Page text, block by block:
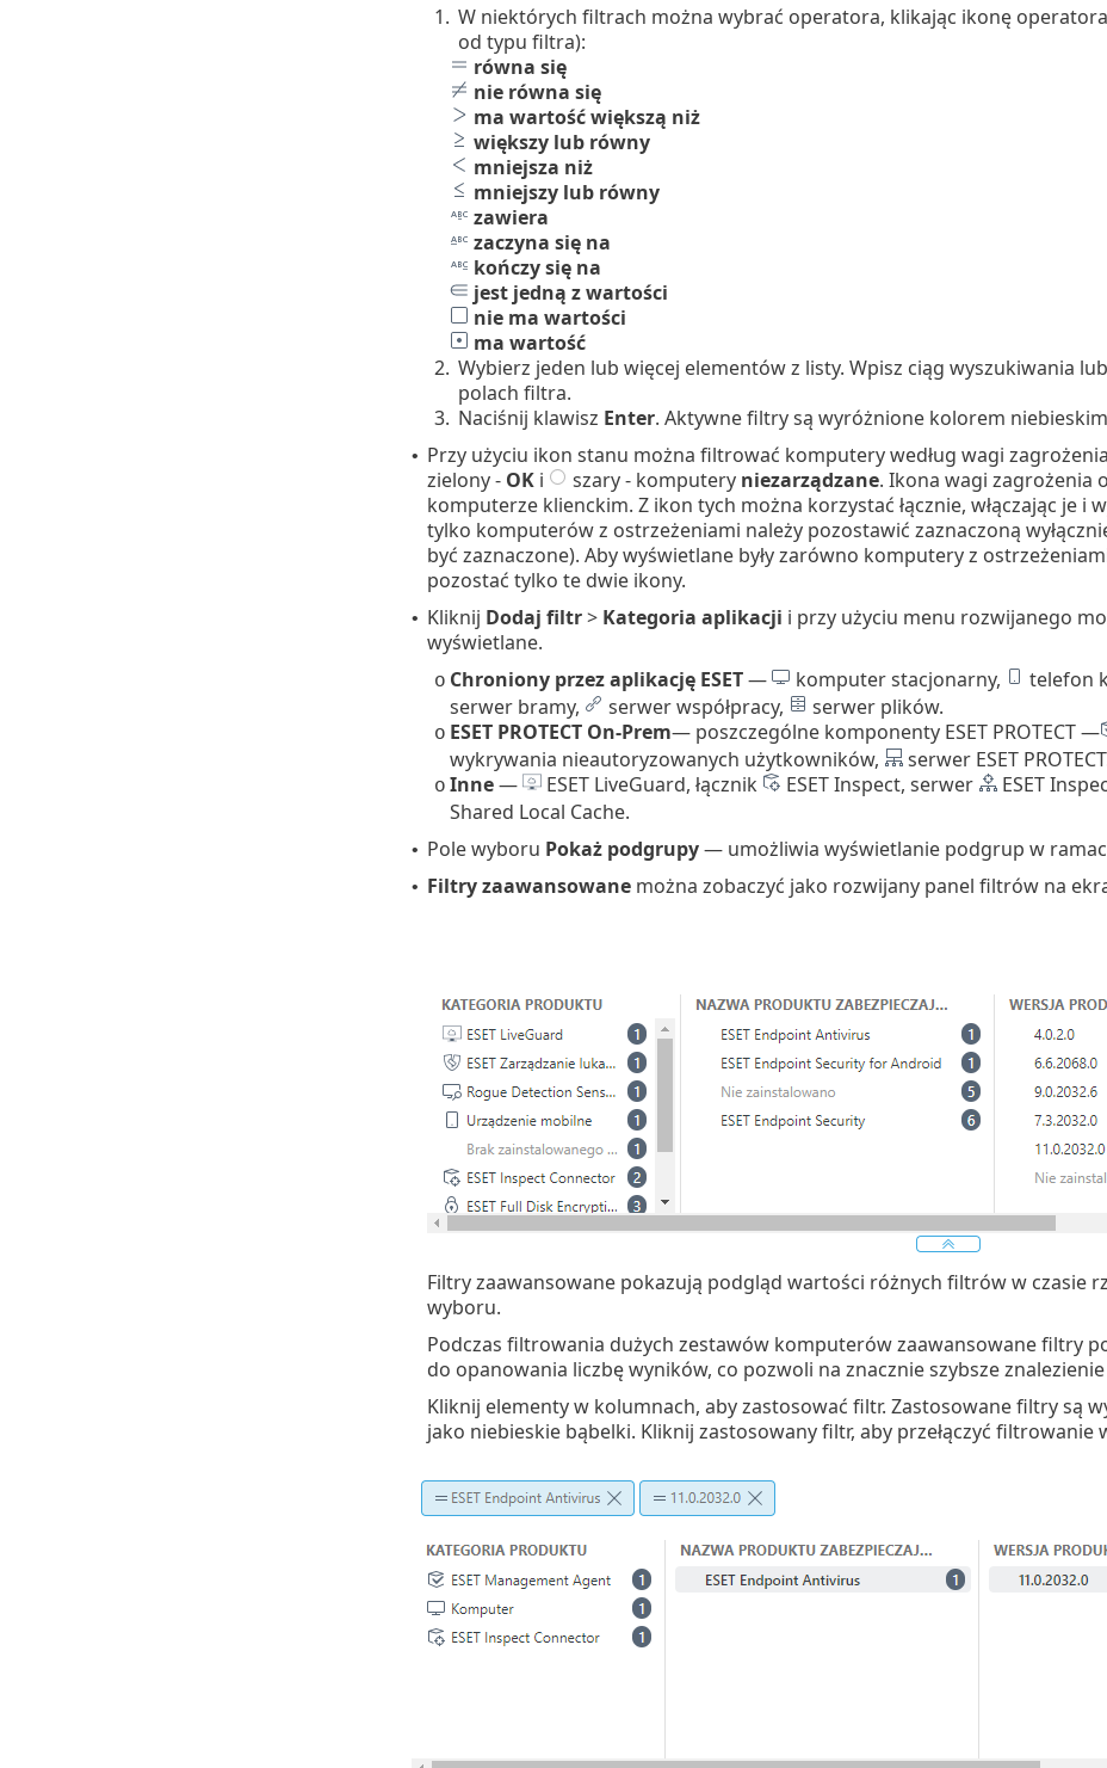
1. W niektórych filtrach można wybrać operatora, klikając ikonę
od typu filtra):
równa się
nie równa się
ma wartość większą niż
większy lub równy
mniejsza niż
mniejszy lub równy
zawiera
zaczyna się na
kończy się na
jest jedną z wartości
nie ma wartości
ma wartość
2. Wybierz jeden lub więcej elementów z listy. Wpisz ciąg wyszukiwania
polach filtra.
3. Naciśnij klawisz Enter. Aktywne filtry są wyróżnione kolorem
• Przy użyciu ikon stanu można filtrować komputery według wagi
zielony - OKi szary - komputery niezarządzane. Ikona wagi zagrożenia
komputerze klienckim. Z ikon tych można korzystać łącznie, włączając je i
tylko komputerów z ostrzeżeniami należy pozostawić zaznaczoną
być zaznaczone). Aby wyświetlane były zarówno komputery z
pozostać tylko te dwie ikony.
• Kliknij Dodaj filtr> Kategoria aplikacji i przy użyciu menu rozwijanego
wyświetlane.
o Chroniony przez aplikację ESET— komputer stacjonarny, telefon
serwer bramy,
serwer współpracy, serwer plików.
o ESET PROTECT On-Prem— poszczególne komponenty ESET PROTECT —
wykrywania nieautoryzowanych użytkowników,
serwer ESET
o Inne— ESET LiveGuard, łącznik ESET Inspect, serwer ESET
Shared Local Cache.
• Pole wyboru Pokaż podgrupy— umożliwia wyświetlanie podgrup w
• Filtry zaawansowanemożna zobaczyć jako rozwijany panel filtrów na
Filtry zaawansowane pokazują podgląd wartości różnych filtrów w czasie
wyboru.
Podczas filtrowania dużych zestawów komputerów zaawansowane filtry
do opanowania liczbę wyników, co pozwoli na znacznie szybsze
Kliknij elementy w kolumnach, aby zastosować filtr. Zastosowane filtry są
jako niebieskie bąbelki. Kliknij zastosowany filtr, aby przełączyć filtrowanie